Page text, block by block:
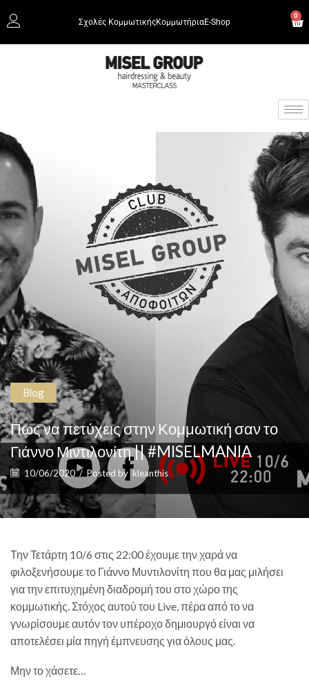
Σχολές ΚομμωτικήςΚομμωτήριαΕ-Shop
0
Blog
Πως να πετύχεις στην Κομμωτική σαν το
Γιάννο Μιντιλονίτη || #MISELMANIA
10/06/2020 / Posted by kleanthis
Την Τετάρτη 10/6 στις 22:00 έχουμε την χαρά να
φιλοξενήσουμε το Γιάννο Μυντιλονίτη που θα μας μιλήσει
για την επιτυχημένη διαδρομή του στο χώρο της
κομμωτικής. Στόχος αυτού του Live, πέρα από το να
γνωρίσουμε αυτόν τον υπέροχο δημιουργό είναι να
αποτελέσει μία πηγή έμπνευσης για όλους μας.
Μην το χάσετε…